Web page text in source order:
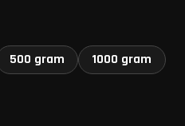
500 gram 1000 gram